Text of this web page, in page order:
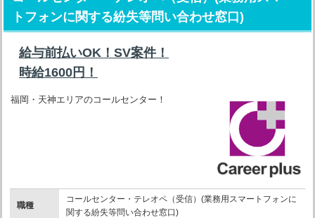
トフォンに関する紛失等問い合わせ窓口)
給与前払いOK！SV案件！
時給1600円！
福岡・天神エリアのコールセンター！
職種
コールセンター・テレオペ（受信）(業務用スマートフォンに
関する紛失等問い合わせ窓口)